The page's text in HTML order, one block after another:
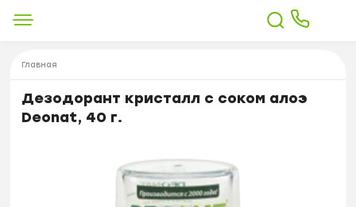
Главная
Дезодорант кристалл с соком алоэ
Deonat, 40 г.